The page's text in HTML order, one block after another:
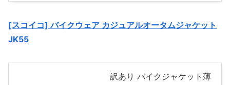
[スコイコ] バイクウェア カジュアルオータムジャケット
JK55
訳あり バイクジャケット薄